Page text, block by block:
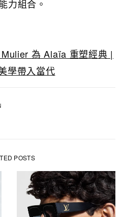
力組合。
為 Alaïa 重塑經典 |
學帶入當代
POSTS